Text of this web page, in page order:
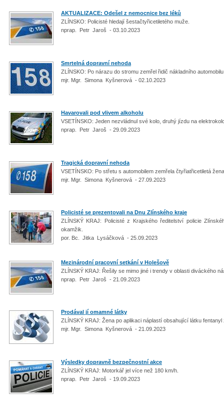
AKTUALIZACE: Odešel z nemocnice bez léků
ZLÍNSKO: Policisté hledají šestačtyřicetiletého muže.
nprap. Petr Jaroš - 03.10.2023
Smrtelná dopravní nehoda
ZLÍNSKO: Po nárazu do stromu zemřel řidič nákladního
mjr. Mgr. Simona Kyšnerová - 02.10.2023
Havarovali pod vlivem alkoholu
VSETÍNSKO: Jeden nezvládnul své kolo, druhý jízdu na
nprap. Petr Jaroš - 29.09.2023
Tragická dopravní nehoda
VSETÍNSKO: Po střetu s automobilem zemřela čtyřiatřicetiletá
mjr. Mgr. Simona Kyšnerová - 27.09.2023
Policisté se prezentovali na Dnu Zlínského kraje
ZLÍNSKÝ KRAJ: Policisté z Krajského ředitelství policie
okamžik.
por. Bc. Jitka Lysáčková - 25.09.2023
Mezinárodní pracovní setkání v Holešově
ZLÍNSKÝ KRAJ: Řešily se mimo jiné i trendy v oblasti diváckého
nprap. Petr Jaroš - 21.09.2023
Prodával jí omamné látky
ZLÍNSKÝ KRAJ: Žena po aplikaci náplastí obsahující látku
mjr. Mgr. Simona Kyšnerová - 21.09.2023
Výsledky dopravně bezpečnostní akce
ZLÍNSKÝ KRAJ: Motorkář jel více než 180 km/h.
nprap. Petr Jaroš - 19.09.2023